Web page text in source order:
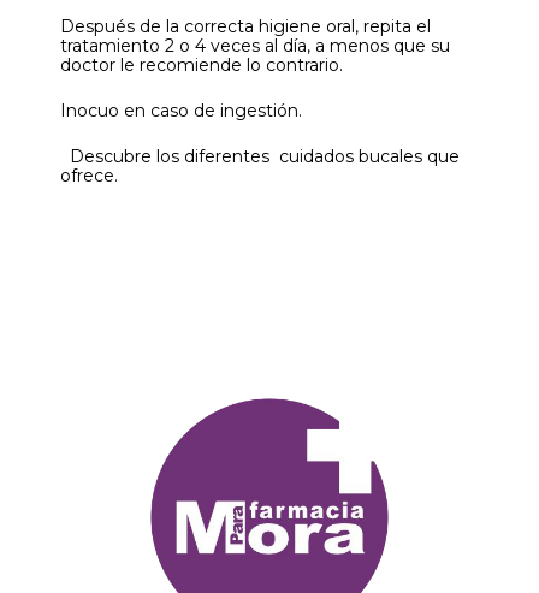
Después de la correcta higiene oral, repita el
tratamiento 2 o 4 veces al día, a menos que su
doctor le recomiende lo contrario.
Inocuo en caso de ingestión.
Descubre los diferentes cuidados bucales que
ofrece.